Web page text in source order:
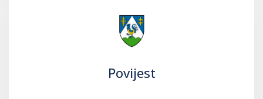
Povijest